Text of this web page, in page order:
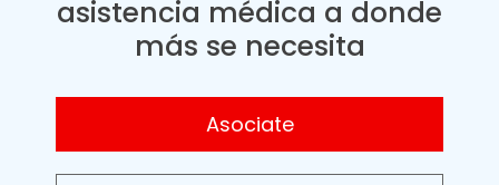
asistencia médica a donde
más se necesita
Asociate